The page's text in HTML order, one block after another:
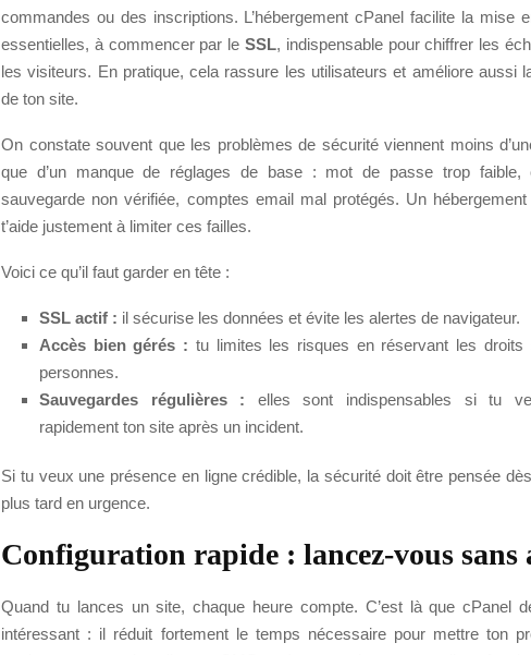
commandes ou des inscriptions. L’hébergement cPanel facilite la mise
essentielles, à commencer par le SSL, indispensable pour chiffrer les
les visiteurs. En pratique, cela rassure les utilisateurs et améliore aussi
de ton site.
On constate souvent que les problèmes de sécurité viennent moins
que d’un manque de réglages de base : mot de passe trop faible,
sauvegarde non vérifiée, comptes email mal protégés. Un
t’aide justement à limiter ces failles.
Voici ce qu’il faut garder en tête :
SSL actif : il sécurise les données et évite les alertes de navigateur.
Accès bien gérés : tu limites les risques en réservant les droits
personnes.
Sauvegardes régulières : elles sont indispensables si tu
rapidement ton site après un incident.
Si tu veux une présence en ligne crédible, la sécurité doit être pensée
plus tard en urgence.
Configuration rapide : lancez-vous sans
Quand tu lances un site, chaque heure compte. C’est là que cPanel
intéressant : il réduit fortement le temps nécessaire pour mettre ton